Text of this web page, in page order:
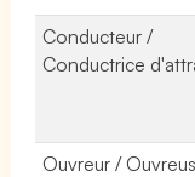
Conducteur /
Conductrice
Ouvreur /